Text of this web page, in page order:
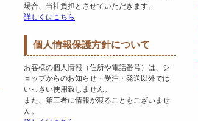
場合、当社負担とさせていただきます。
詳しくはこちら
個人情報保護方針について
お客様の個人情報（住所や電話番号）は、シ
ョップからのお知らせ・受注・発送以外では
いっさい使用致しません。
また、第三者に情報が渡ることもございませ
ん。